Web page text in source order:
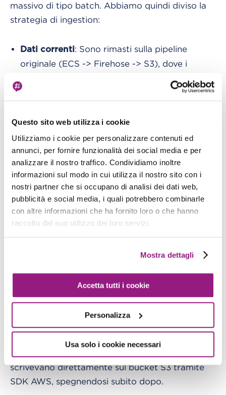
Questo sito web utilizza i cookie
Utilizziamo i cookie per personalizzare contenuti ed
annunci, per fornire funzionalità dei social media e per
analizzare il nostro traffico. Condividiamo inoltre
informazioni sul modo in cui utilizza il nostro sito con i
nostri partner che si occupano di analisi dei dati web,
pubblicità e social media, i quali potrebbero combinarle
con altre informazioni che ha fornito loro o che hanno
raccolto dal suo utilizzo dei loro servizi.
Mostra dettagli
Accetta tutti i cookie
Personalizza
Usa solo i cookie necessari
massivo di tipo batch. Abbiamo quindi diviso la
strategia di ingestion:
Dati correnti: Sono rimasti sulla pipeline
originale (ECS -> Firehose -> S3), dove i
scalabile.
microservizi su ECS per effettuare un bypass
totale di Firehose. I container scaricavano i
JSON storici dalle API e li scrivevano
direttamente sul bucket S3 tramite SDK AWS.
Per mettere in pratica questa nuova strategia
senza sovraccaricare il sistema, abbiamo
ripensato il modo di invocare i container: anziché
configurarli come servizi continui, li abbiamo
one-shot. Passando una
a ciascun task, siamo riusciti a
segmentare lo storico e aparallelizzare
su più container
contemporaneamente. In questo modo, i task
scrivevano direttamente sul bucket S3 tramite
SDK AWS, spegnendosi subito dopo.